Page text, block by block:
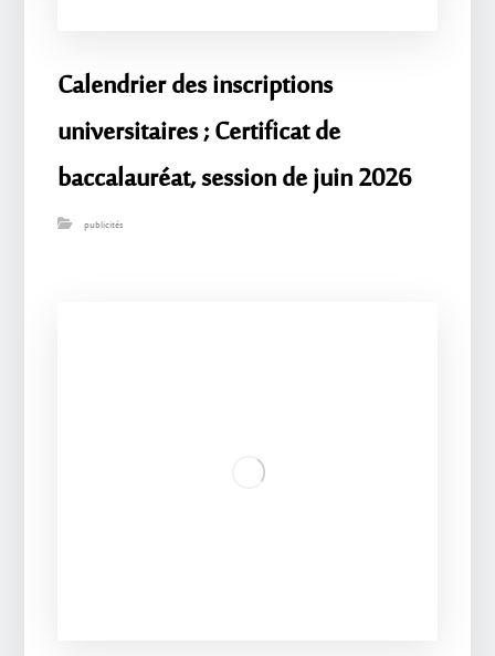
Calendrier des inscriptions
universitaires ; Certificat de
baccalauréat, session de juin 2026
publicités